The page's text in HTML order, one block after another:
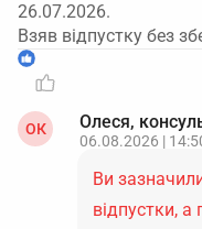
26.07.2026.
Взяв відпустку без
1
ОК Олеся,
06.08.2026 |
Ви
відпустки, а